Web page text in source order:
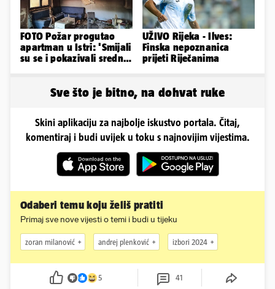
FOTO Požar progutao
apartman u Istri: 'Smijali
su se i pokazivali srednji
UŽIVO Rijeka - Ilves:
Finska nepoznanica
prijeti Riječanima
Sve što je bitno, na dohvat ruke
Skini aplikaciju za najbolje iskustvo portala. Čitaj,
komentiraj i budi uvijek u toku s najnovijim vijestima.
Odaberi temu koju želiš pratiti
Primaj sve nove vijesti o temi i budi u tijeku
zoran milanović andrej plenković izbori 2024
5 41